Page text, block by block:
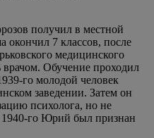
получил в местной
7 классов, после
медицинского
врачом. Обучение проходил
го молодой человек
заведении. Затем он
психолога, но не
го Юрий был признан